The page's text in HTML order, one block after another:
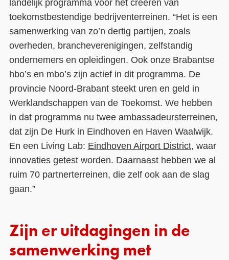
landelijk programma voor het creëren van
toekomstbestendige bedrijventerreinen. “Het is een
samenwerking van zo’n dertig partijen, zoals
overheden, brancheverenigingen, zelfstandig
ondernemers en opleidingen. Ook onze Brabantse
hbo’s en mbo’s zijn actief in dit programma. De
provincie Noord-Brabant steekt uren en geld in
Werklandschappen van de Toekomst. We hebben
in dat programma nu twee ambassadeursterreinen,
dat zijn De Hurk in Eindhoven en Haven Waalwijk.
En een Living Lab: Eindhoven Airport District, waar
innovaties getest worden. Daarnaast hebben we al
ruim 70 partnerterreinen, die zelf ook aan de slag
gaan.”
Zijn er uitdagingen in de
samenwerking met